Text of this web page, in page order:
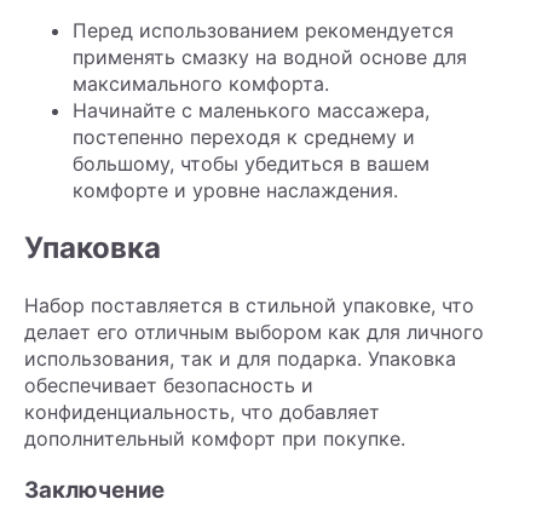
Перед использованием рекомендуется
применять смазку на водной основе для
максимального комфорта.
Начинайте с маленького массажера,
постепенно переходя к среднему и
большому, чтобы убедиться в вашем
комфорте и уровне наслаждения.
Упаковка
Набор поставляется в стильной упаковке, что
делает его отличным выбором как для личного
использования, так и для подарка. Упаковка
обеспечивает безопасность и
конфиденциальность, что добавляет
дополнительный комфорт при покупке.
Заключение